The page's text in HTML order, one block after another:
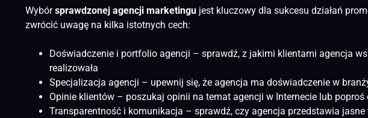
Wybórsprawdzonej agencji marketingu jest kluczowy dla sukcesu działań
zwrócić uwagę na kilka istotnych cech:
Doświadczenie i portfolio agencji – sprawdź, z jakimi klientami agencja
realizowała
Specjalizacja agencji – upewnij się, że agencja ma doświadczenie w
Opinie klientów – poszukaj opinii na temat agencji w Internecie lub poproś
Transparentność i komunikacja – sprawdź, czy agencja przedstawia